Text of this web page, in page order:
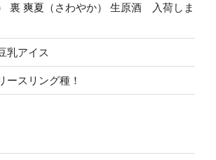
裏 爽夏（さわやか） 生原酒 入荷しま
乳アイス
スリング種！